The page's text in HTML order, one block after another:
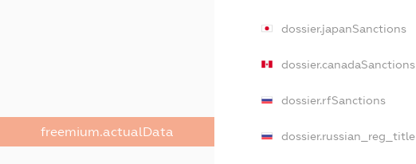
freemium.actualData
dossier.japanSanctions
dossier.canadaSanctions
dossier.rfSanctions
dossier.russian_reg_title